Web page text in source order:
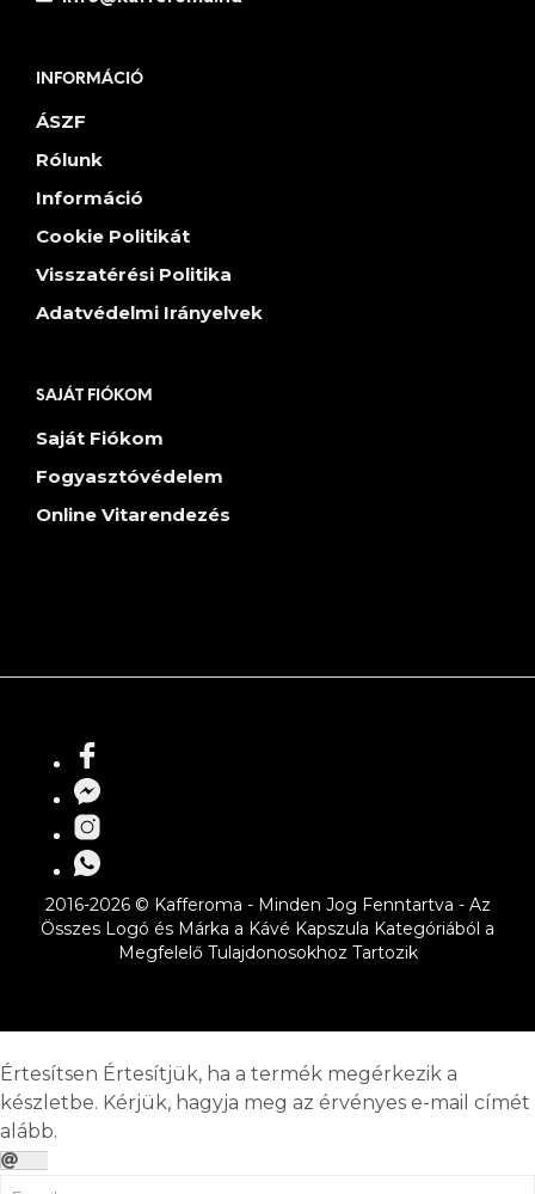
INFORMÁCIÓ
ÁSZF
Rólunk
Információ
Cookie Politikát
Visszatérési Politika
Adatvédelmi Irányelvek
SAJÁT FIÓKOM
Saját Fiókom
Fogyasztóvédelem
Online Vitarendezés
2016-2026 © Kafferoma - Minden Jog Fenntartva - Az
Összes Logó és Márka a Kávé Kapszula Kategóriából a
Megfelelő Tulajdonosokhoz Tartozik
Értesítsen Értesítjük, ha a termék megérkezik a
készletbe. Kérjük, hagyja meg az érvényes e-mail címét
alább.